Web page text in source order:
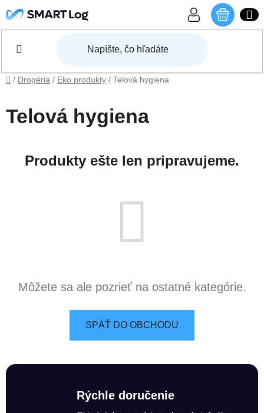
Domov
/ Drogéria / Eko produkty / Telová hygiena
Telová hygiena
Produkty ešte len pripravujeme.
Môžete sa ale pozrieť na ostatné kategórie.
SPÄŤ DO OBCHODU
Rýchle doručenie